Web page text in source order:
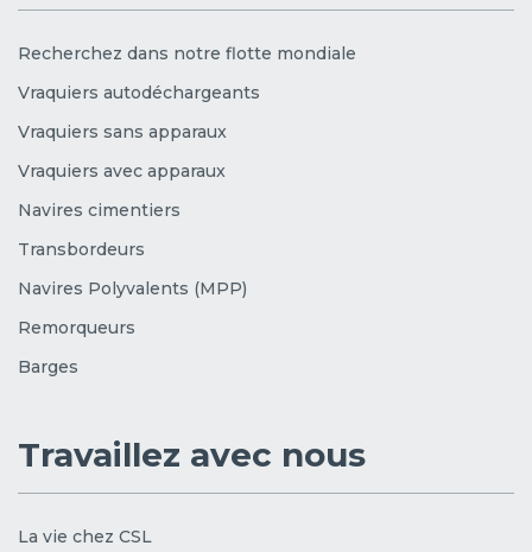
Recherchez dans notre flotte mondiale
Vraquiers autodéchargeants
Vraquiers sans apparaux
Vraquiers avec apparaux
Navires cimentiers
Transbordeurs
Navires Polyvalents (MPP)
Remorqueurs
Barges
Travaillez avec nous
La vie chez CSL